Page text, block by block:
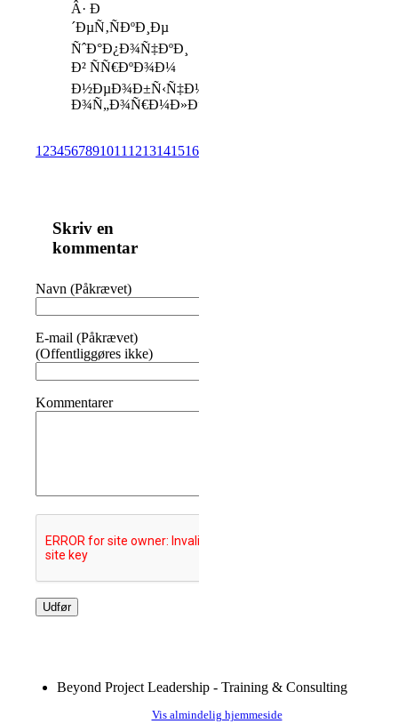
Â· Ð
´ÐµÑ‚ÑÐºÐ¸Ðµ
ÑˆÐ°Ð¿Ð¾Ñ‡ÐºÐ¸
Ð² ÑÑ€ÐºÐ¾Ð¼
Ð½ÐµÐ¾Ð±Ñ‹Ñ‡Ð½Ð¾Ð¼
Ð¾Ñ„Ð¾Ñ€Ð¼Ð»ÐµÐ½Ð¸Ð¸;
1 234567891011 1213141516
Skriv en
kommentar
Navn (Påkrævet)
E-mail (Påkrævet)
(Offentliggøres ikke)
Kommentarer
Beyond Project Leadership - Training & Consulting
Vis almindelig hjemmeside